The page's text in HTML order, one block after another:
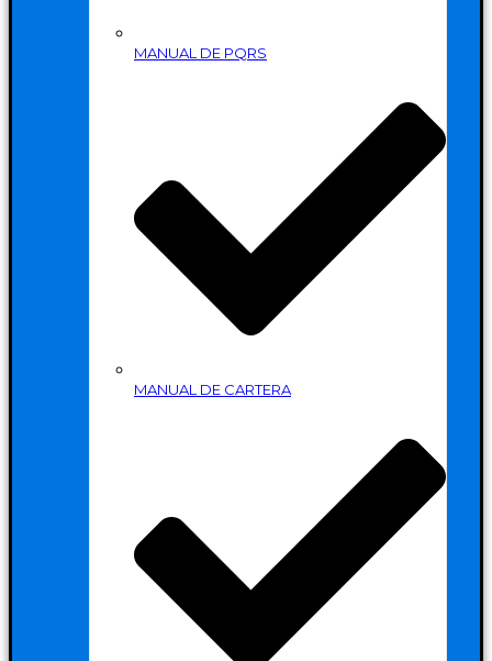
MANUAL DE PQRS
MANUAL DE CARTERA